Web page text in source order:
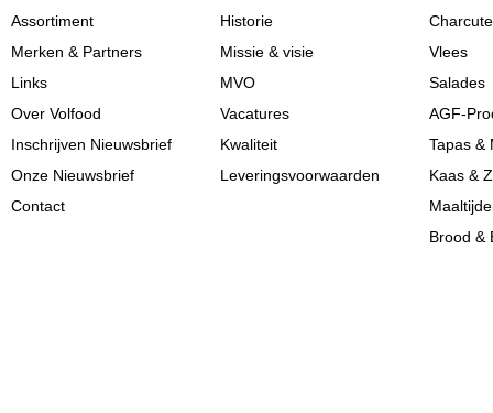
Assortiment
Merken & Partners
Links
Over Volfood
Inschrijven Nieuwsbrief
Onze Nieuwsbrief
Contact
Historie
Missie & visie
MVO
Vacatures
Kwaliteit
Leveringsvoorwaarden
Vlees
Salades
AGF-
Tapas &
Kaas &
Brood &